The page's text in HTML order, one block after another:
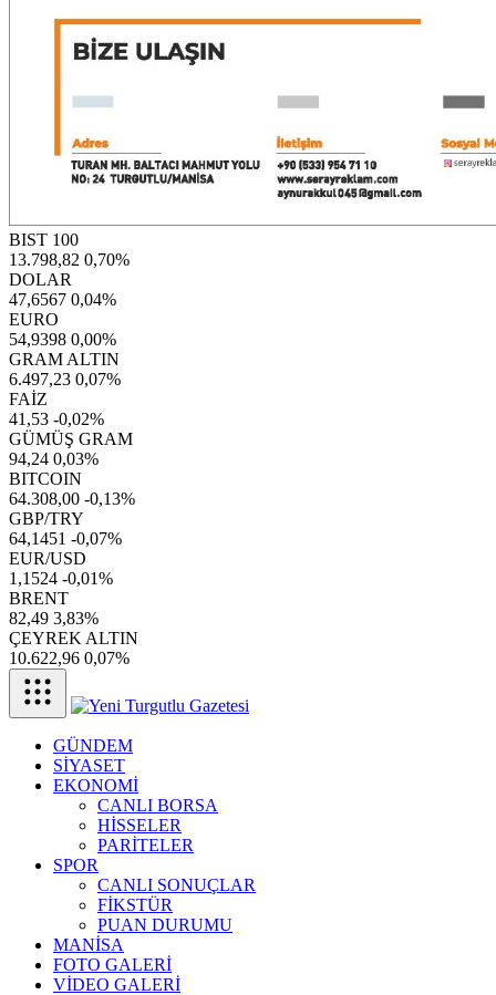
BIST 100
13.798,82 0,70%
DOLAR
47,6567 0,04%
EURO
54,9398 0,00%
GRAM ALTIN
6.497,23 0,07%
FAİZ
41,53 -0,02%
GÜMÜŞ GRAM
94,24 0,03%
BITCOIN
64.308,00 -0,13%
GBP/TRY
64,1451 -0,07%
EUR/USD
1,1524 -0,01%
BRENT
82,49 3,83%
ÇEYREK ALTIN
10.622,96 0,07%
GÜNDEM
SİYASET
EKONOMİ
CANLI BORSA
HİSSELER
PARİTELER
SPOR
CANLI SONUÇLAR
FİKSTÜR
PUAN DURUMU
MANİSA
FOTO GALERİ
VİDEO GALERİ